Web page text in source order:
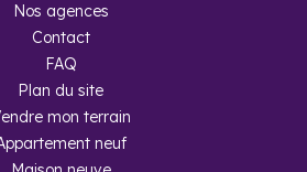
Nos agences
Contact
FAQ
Plan du site
mon terrain
neuf